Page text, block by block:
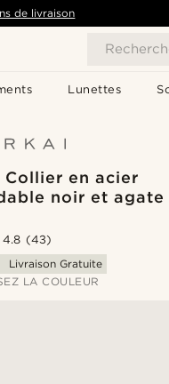
Lunettes
de livraison
Collier en acier
noir et agate
4.8 (43)
Livraison Gratuite
LA COULEUR